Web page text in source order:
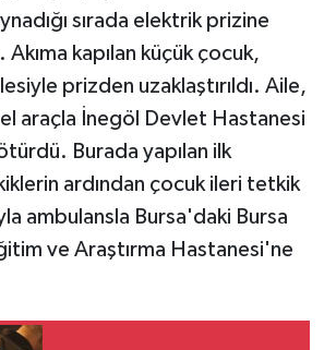
sırada elektrik prizine
Akıma kapılan küçük çocuk,
prizden uzaklaştırıldı. Aile,
araçla İnegöl Devlet Hastanesi
Burada yapılan ilk
ardından çocuk ileri tetkik
ambulansla Bursa'daki Bursa
ve Araştırma Hastanesi'ne